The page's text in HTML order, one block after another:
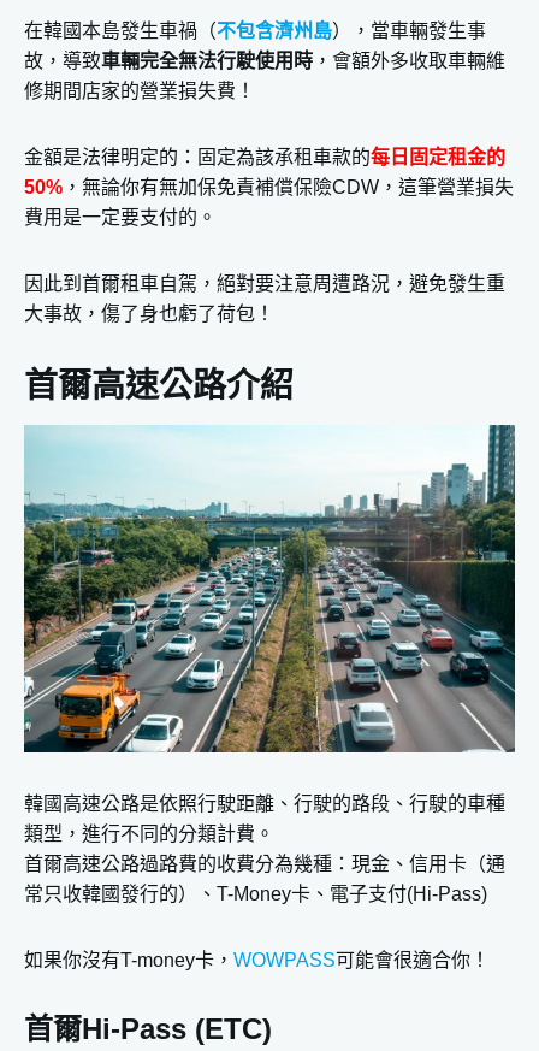
在韓國本島發生車禍（不包含濟州島），當車輛發生事
故，導致車輛完全無法行駛使用時 ，會額外多收取車輛維
修期間店家的營業損失費！
金額是法律明定的：固定為該承租車款的每日固定租金的
50% ，無論你有無加保免責補償保險CDW，這筆營業損失
費用是一定要支付的。
因此到首爾租車自駕，絕對要注意周遭路況，避免發生重
大事故，傷了身也虧了荷包！
首爾高速公路介紹
韓國高速公路是依照行駛距離、行駛的路段、行駛的車種
類型，進行不同的分類計費。
首爾高速公路過路費的收費分為幾種：現金、信用卡（通
常只收韓國發行的）、T-Money卡、電子支付(Hi-Pass)
如果你沒有T-money卡， WOWPASS可能會很適合你！
首爾Hi-Pass (ETC)